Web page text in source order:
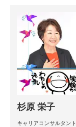
杉原 栄子
キャリアコンサルタント